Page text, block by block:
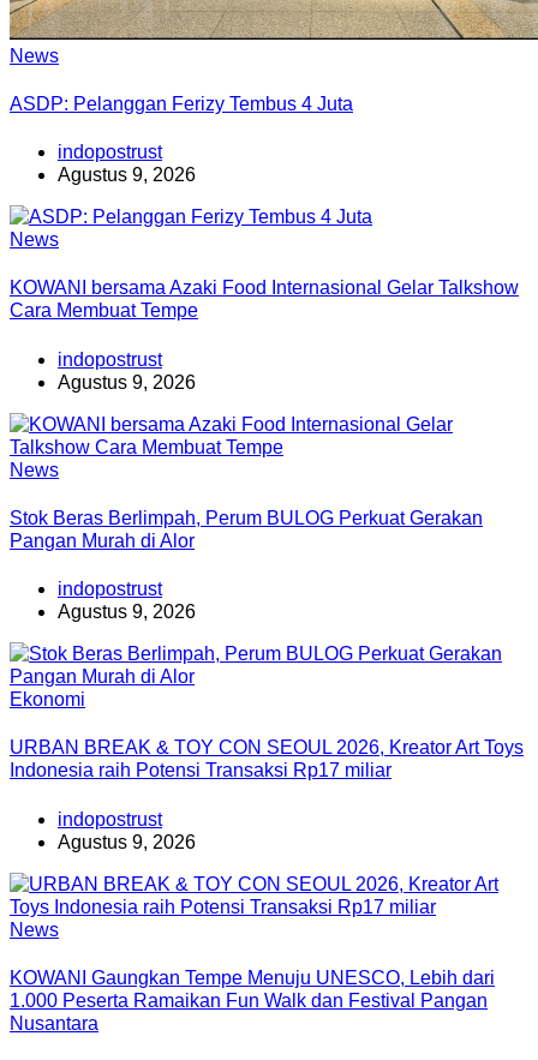
News
ASDP: Pelanggan Ferizy Tembus 4 Juta
indopostrust
Agustus 9, 2026
News
KOWANI bersama Azaki Food Internasional Gelar Talkshow
Cara Membuat Tempe
indopostrust
Agustus 9, 2026
News
Stok Beras Berlimpah, Perum BULOG Perkuat Gerakan
Pangan Murah di Alor
indopostrust
Agustus 9, 2026
Ekonomi
URBAN BREAK & TOY CON SEOUL 2026, Kreator Art Toys
Indonesia raih Potensi Transaksi Rp17 miliar
indopostrust
Agustus 9, 2026
News
KOWANI Gaungkan Tempe Menuju UNESCO, Lebih dari
1.000 Peserta Ramaikan Fun Walk dan Festival Pangan
Nusantara